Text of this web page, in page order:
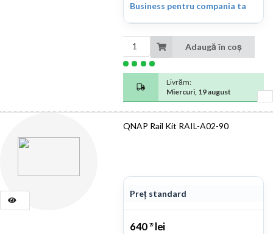
Business pentru compania ta
Adaugă în coș
Livrăm:
Miercuri, 19 august
QNAP Rail Kit RAIL-A02-90
Preț standard
640 79lei